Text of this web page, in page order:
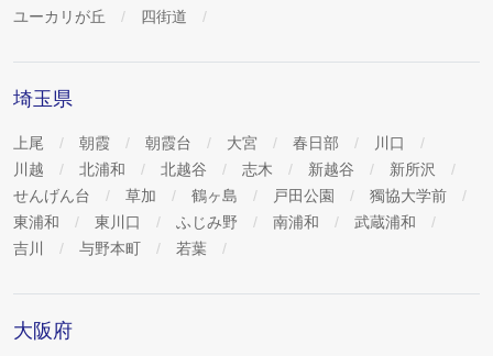
ユーカリが丘
四街道
埼玉県
上尾 朝霞 朝霞台 大宮 春日部
川口
川越
北浦和 北越谷 志木 新越谷
新所沢
せんげん台
草加 鶴ヶ島 戸田公園
獨協大学前
東浦和
東川口 ふじみ野 南浦和
武蔵浦和
吉川
与野本町 若葉
大阪府